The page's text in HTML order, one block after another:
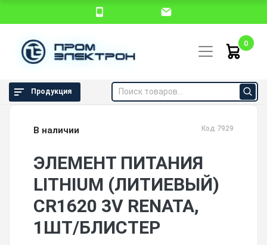
0
Продукция
В наличии Код 7929
ЭЛЕМЕНТ ПИТАНИЯ
LITHIUM (ЛИТИЕВЫЙ)
CR1620 3V RENATA,
1ШТ/БЛИСТЕР